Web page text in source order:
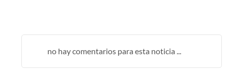
no hay comentarios para esta noticia ...